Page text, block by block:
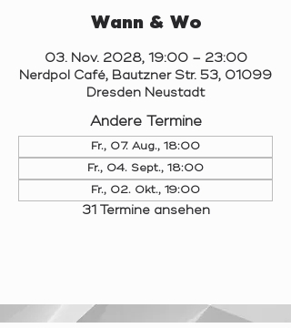
Wann & Wo
03. Nov. 2028, 19:00 – 23:00
Nerdpol Café, Bautzner Str. 53, 01099
Dresden Neustadt
Andere Termine
Fr., 07. Aug., 18:00
Fr., 04. Sept., 18:00
Fr., 02. Okt., 19:00
31 Termine ansehen